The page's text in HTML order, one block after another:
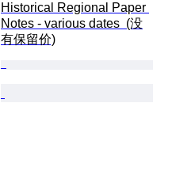
Historical Regional Paper
Notes - various dates  (没
有保留价)